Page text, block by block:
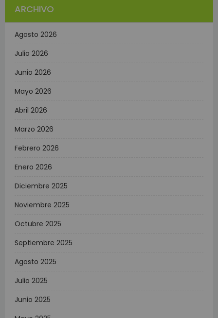
ARCHIVO
Agosto 2026
Julio 2026
Junio 2026
Mayo 2026
Abril 2026
Marzo 2026
Febrero 2026
Enero 2026
Diciembre 2025
Noviembre 2025
Octubre 2025
Septiembre 2025
Agosto 2025
Julio 2025
Junio 2025